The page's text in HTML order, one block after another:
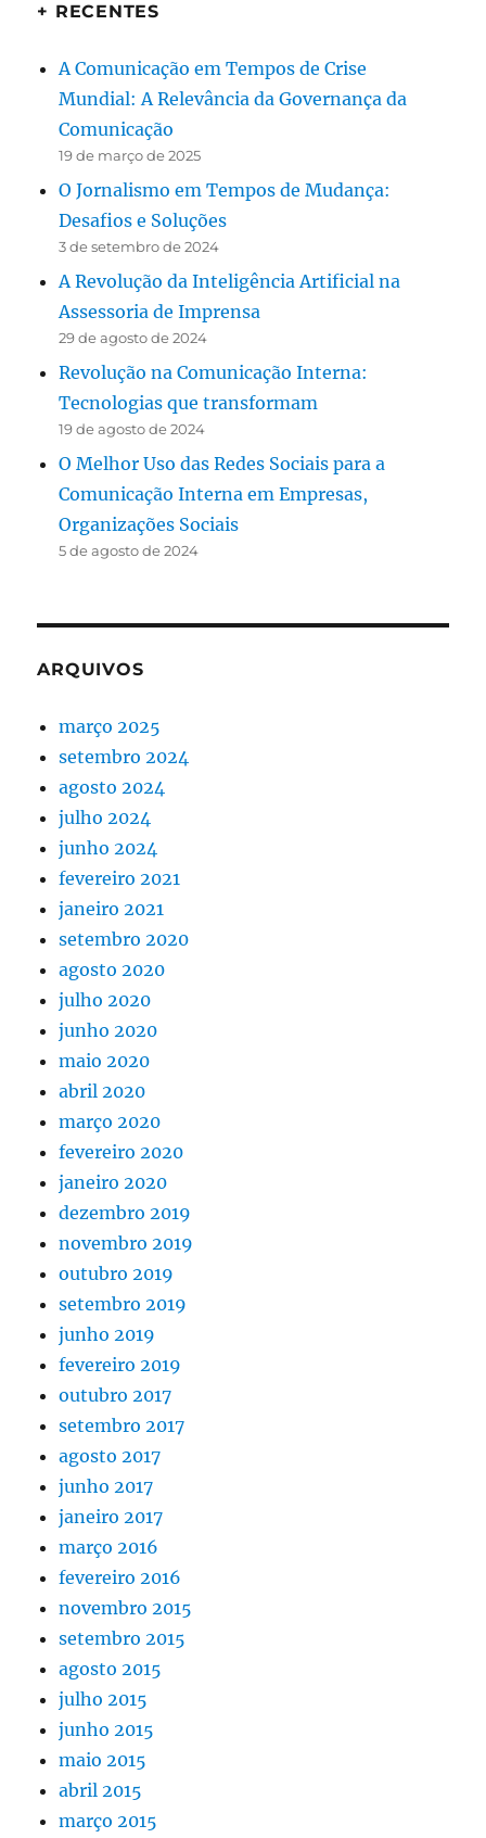
+ RECENTES
A Comunicação em Tempos de Crise
Mundial: A Relevância da Governança da
Comunicação
19 de março de 2025
O Jornalismo em Tempos de Mudança:
Desafios e Soluções
3 de setembro de 2024
A Revolução da Inteligência Artificial na
Assessoria de Imprensa
29 de agosto de 2024
Revolução na Comunicação Interna:
Tecnologias que transformam
19 de agosto de 2024
O Melhor Uso das Redes Sociais para a
Comunicação Interna em Empresas,
Organizações Sociais
5 de agosto de 2024
ARQUIVOS
março 2025
setembro 2024
agosto 2024
julho 2024
junho 2024
fevereiro 2021
janeiro 2021
setembro 2020
agosto 2020
julho 2020
junho 2020
maio 2020
abril 2020
março 2020
fevereiro 2020
janeiro 2020
dezembro 2019
novembro 2019
outubro 2019
setembro 2019
junho 2019
fevereiro 2019
outubro 2017
setembro 2017
agosto 2017
junho 2017
janeiro 2017
março 2016
fevereiro 2016
novembro 2015
setembro 2015
agosto 2015
julho 2015
junho 2015
maio 2015
abril 2015
março 2015